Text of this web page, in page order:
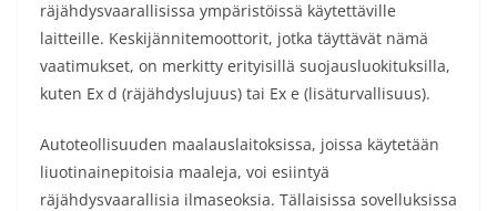
räjähdysvaarallisissa ympäristöissä käytettäville
laitteille. Keskijännitemoottorit, jotka täyttävät nämä
vaatimukset, on merkitty erityisillä suojausluokituksilla,
kuten Ex d (räjähdyslujuus) tai Ex e (lisäturvallisuus).
Autoteollisuuden maalauslaitoksissa, joissa käytetään
liuotinainepitoisia maaleja, voi esiintyä
räjähdysvaarallisia ilmaseoksia. Tällaisissa sovelluksissa